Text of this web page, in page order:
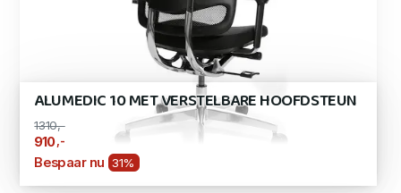
ALUMEDIC 10 MET VERSTELBARE HOOFDSTEUN
1310,-
910 ,-
Bespaar nu 31%